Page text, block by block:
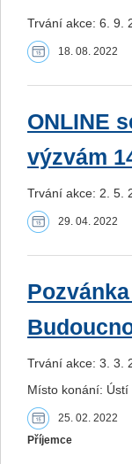
Trvání akce: 6. 9.
18. 08. 2022
ONLINE
výzvám
Trvání akce: 2. 5.
29. 04. 2022
Trvání akce: 3. 3.
Místo konání: Ústí
25. 02. 2022
Příjemce